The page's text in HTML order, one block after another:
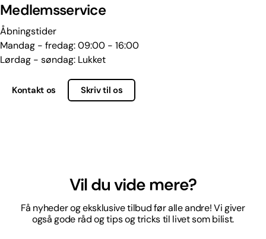
Medlemsservice
Åbningstider
Mandag - fredag: 09:00 - 16:00
Lørdag - søndag: Lukket
Kontakt os Skriv til os
Vil du vide mere?
Få nyheder og eksklusive tilbud før alle andre! Vi giver
også gode råd og tips og tricks til livet som bilist.